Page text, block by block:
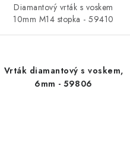
Diamantový vrták s voskem
10mm M14 stopka - 59410
Vrták diamantový s voskem,
6mm - 59806